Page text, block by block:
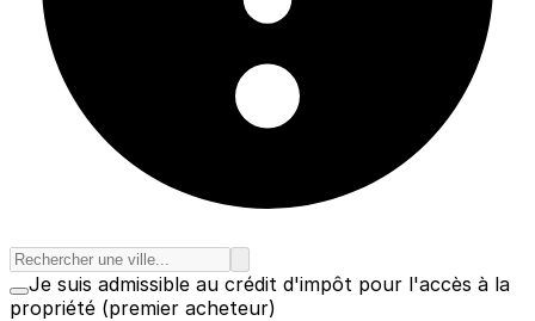
Je suis admissible au crédit d'impôt pour l'accès à la
propriété (premier acheteur)